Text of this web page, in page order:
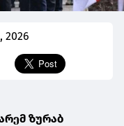
2026
ზურაბ